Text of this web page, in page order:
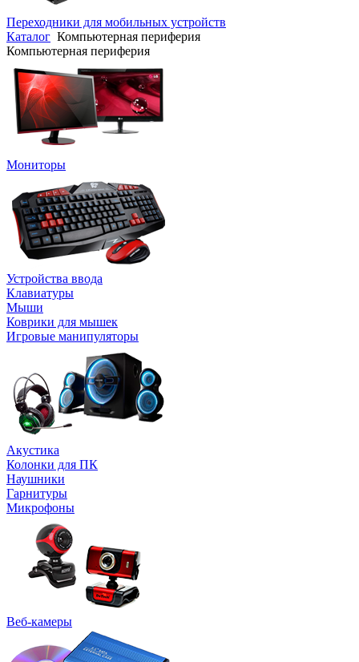
Переходники для мобильных устройств
Каталог Компьютерная периферия
Компьютерная периферия
Мониторы
Устройства ввода
Клавиатуры
Мыши
Коврики для мышек
Игровые манипуляторы
Акустика
Колонки для ПК
Наушники
Гарнитуры
Микрофоны
Веб-камеры